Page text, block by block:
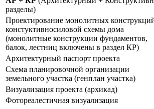
разделы)
Проектирование монолитных
констуктивносиловой схемы дома
(монолитные конструкции фундаментов,
балок, лестниц включены в раздел КР)
Архитектурный паспорт проекта
Схема планировочной организации
земельного участка (генплан участка)
Визуализация проекта (архикад)
Фотореалестичная визуализация